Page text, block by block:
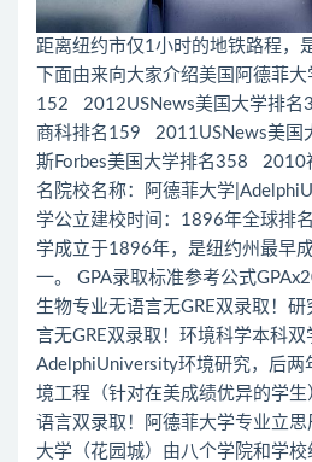
距离纽约市仅1小时的地铁路程，
下面由来向大家介绍美国阿德菲大
152 2012USNews美国大学排名
商科排名159 2011USNews美
斯Forbes美国大学排名358 2010
名院校名称：阿德菲大学
学公立建校时间：1896年全球排
学成立于1896年，是纽约州最早
一。 GPA录取标准参考公式
生物专业无语言无GRE双录取！
言无GRE双录取！环境科学本科
AdelphiUniversity环境研究，后两
境工程（针对在美成绩优异的学生
语言双录取！阿德菲大学专业立
大学（花园城）由八个学院和学